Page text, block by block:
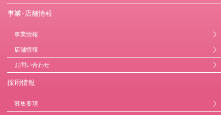
事業･店舗情報
事業情報
店舗情報
お問い合わせ
採用情報
募集要項